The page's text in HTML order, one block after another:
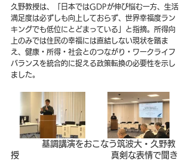
久野教授は、「日本ではGDPが伸び悩む一方、生活
満足度は必ずしも向上しておらず、世界幸福度ラン
キングでも低位にとどまっている」と指摘。所得向
上のみでは住民の幸福には直結しない現状を踏ま
え、健康・所得・社会とのつながり・ワークライフ
バランスを統合的に捉える政策転換の必要性を示し
ました。
基調講演をおこなう筑波大・久野教
授　　　　　　　　　　　真剣な表情で聞き